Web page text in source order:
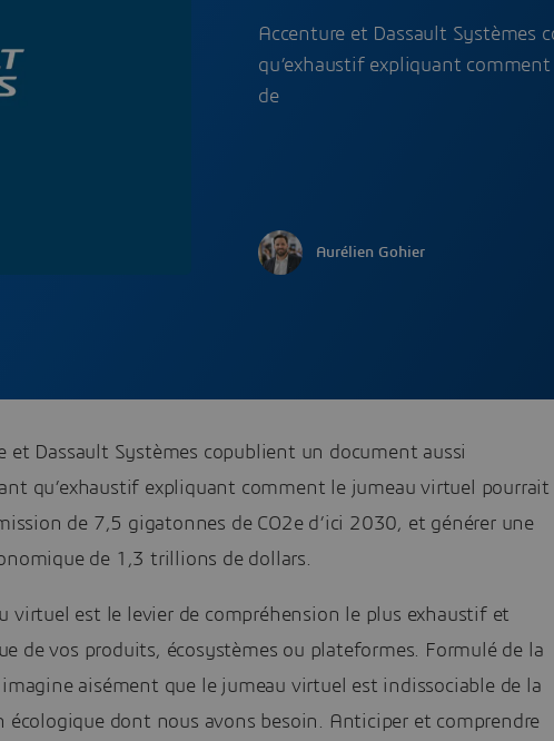
Accenture et Dassault Systèmes
qu’exhaustif expliquant
de
Aurélien Gohier
et Dassault Systèmes copublient un document aussi
qu’exhaustif expliquant comment le jumeau virtuel pourrait
de 7,5 gigatonnes de CO2e d’ici 2030, et générer une
de 1,3 trillions de dollars.
virtuel est le levier de compréhension le plus exhaustif et
de vos produits, écosystèmes ou plateformes. Formulé de la
aisément que le jumeau virtuel est indissociable de la
écologique dont nous avons besoin. Anticiper et comprendre